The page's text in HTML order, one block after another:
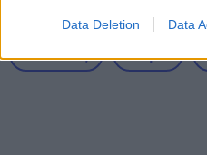
Data Deletion Data
Δακτύλιος Αθήνα